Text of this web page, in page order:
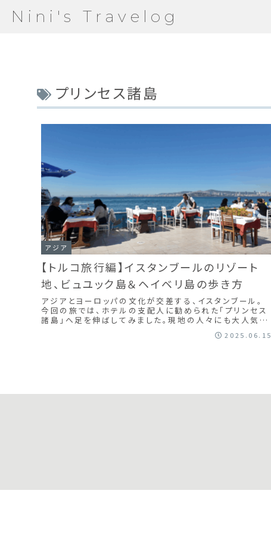
Nini's Travelog
プリンセス諸島
アジア
【トルコ旅行編】イスタンブールのリゾート
地、ビュユック島＆ヘイベリ島の歩き方
アジアとヨーロッパの文化が交差する、イスタンブール。
今回の旅では、ホテルの支配人に勧められた「プリンセス
諸島」へ足を伸ばしてみました。現地の人々にも大人気の
2025.06.15